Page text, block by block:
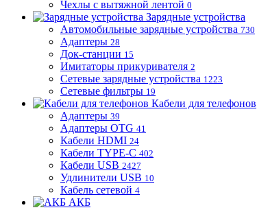
Чехлы с вытяжной лентой 0
Зарядные устройства
Автомобильные зарядные устройства 730
Адаптеры 28
Док-станции 15
Имитаторы прикуривателя 2
Сетевые зарядные устройства 1223
Сетевые фильтры 19
Кабели для телефонов
Адаптеры 39
Адаптеры OTG 41
Кабели HDMI 24
Кабели TYPE-C 402
Кабели USB 2427
Удлинители USB 10
Кабель сетевой 4
АКБ